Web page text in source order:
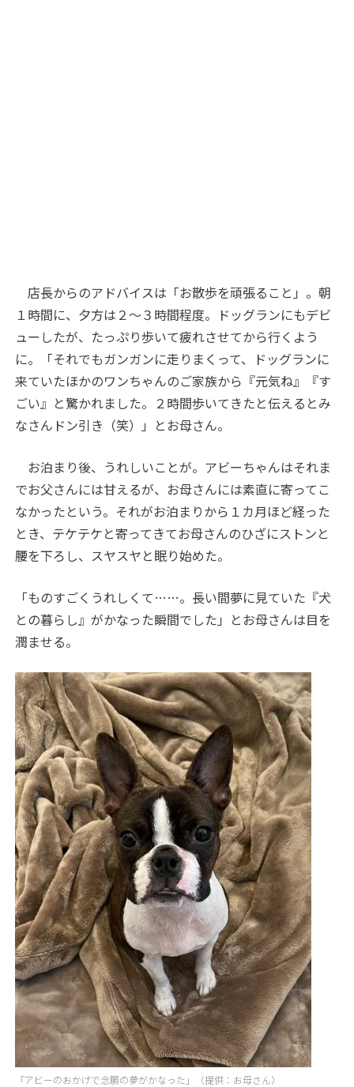
店長からのアドバイスは「お散歩を頑張ること」。朝
１時間に、夕方は２～３時間程度。ドッグランにもデビ
ューしたが、たっぷり歩いて疲れさせてから行くよう
に。「それでもガンガンに走りまくって、ドッグランに
来ていたほかのワンちゃんのご家族から『元気ね』『す
ごい』と驚かれました。２時間歩いてきたと伝えるとみ
なさんドン引き（笑）」とお母さん。
お泊まり後、うれしいことが。アビーちゃんはそれま
でお父さんには甘えるが、お母さんには素直に寄ってこ
なかったという。それがお泊まりから１カ月ほど経った
とき、テケテケと寄ってきてお母さんのひざにストンと
腰を下ろし、スヤスヤと眠り始めた。
「ものすごくうれしくて……。長い間夢に見ていた『犬
との暮らし』がかなった瞬間でした」とお母さんは目を
潤ませる。
「アビーのおかげで念願の夢がかなった」（提供：お母さん）